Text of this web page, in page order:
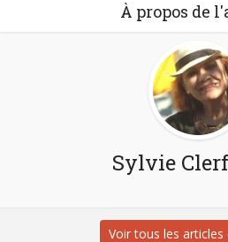
À propos de
Sylvie
Voir tous les articles